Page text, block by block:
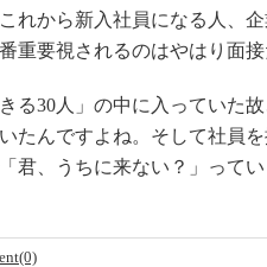
れから新入社員になる人、
重要視されるのはやはり面接
る30人」の中に入っていた
たんですよね。そして社員
君、うちに来ない？」って